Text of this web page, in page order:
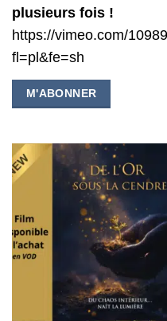
plusieurs fois !
https://vimeo.com/
fl=pl&fe=sh
M'ABONNER